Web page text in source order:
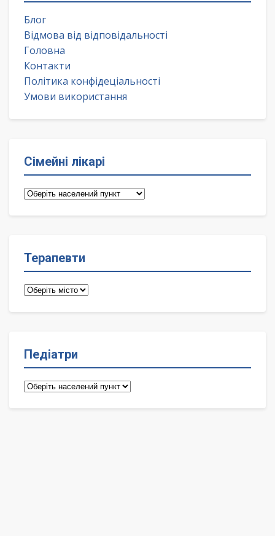
Блог
Відмова від відповідальності
Головна
Контакти
Політика конфідеціальності
Умови використання
Сімейні лікарі
Сімейні
Терапевти
Терапевти
Педіатри
Педіатри